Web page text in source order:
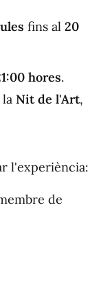
fins al 20
hores.
Nit de l'Art,
l'experiència:
de